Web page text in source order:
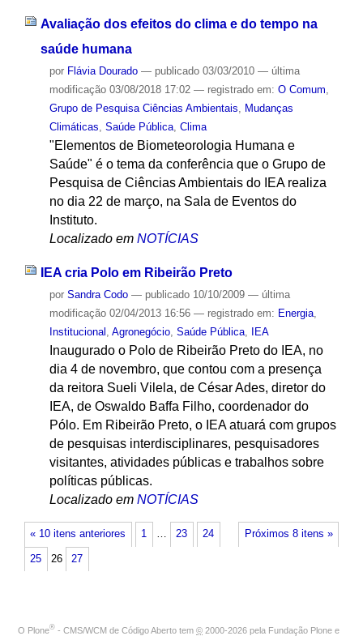
Avaliação dos efeitos do clima e do tempo na
saúde humana
por Flávia Dourado — publicado03/03/2010 — última
modificação03/08/2018 17:02 — registrado em: O Comum
Grupo de Pesquisa Ciências Ambientais
Mudanças
Climáticas Saúde Pública, Clima
"Elementos de Biometeorologia Humana e
Saúde" é o tema da conferência que o Grupo de
Pesquisa de Ciências Ambientais do IEA realiza
no dia 22 de março, na Sala de Eventos do
Instituto.
Localizado em NOTÍCIAS
IEA cria Polo em Ribeirão Preto
por Sandra Codo — publicado10/10/2009 — última
modificação02/04/2013 16:56 — registrado em: Energia,
Institucional , Agronegócio, Saúde Pública, IEA
Inaugurado o Polo de Ribeirão Preto do IEA, no
dia 4 de novembro, que contou com a presença
da reitora Sueli Vilela, de César Ades, diretor do
IEA, de Oswaldo Baffa Filho, coordenador do
Pólo. Em Ribeirão Preto, o IEA atuará com grupos
de pesquisas interdisciplinares, pesquisadores
visitantes, atividades públicas e trabalhos sobre
políticas públicas.
Localizado em NOTÍCIAS
« 10 itens anteriores Próximos 8 itens »
1 … 23 24
25 26 27
O Plone® - CMS/WCM de Código Aberto tem © 2000-2026 pela Fundação Plone e